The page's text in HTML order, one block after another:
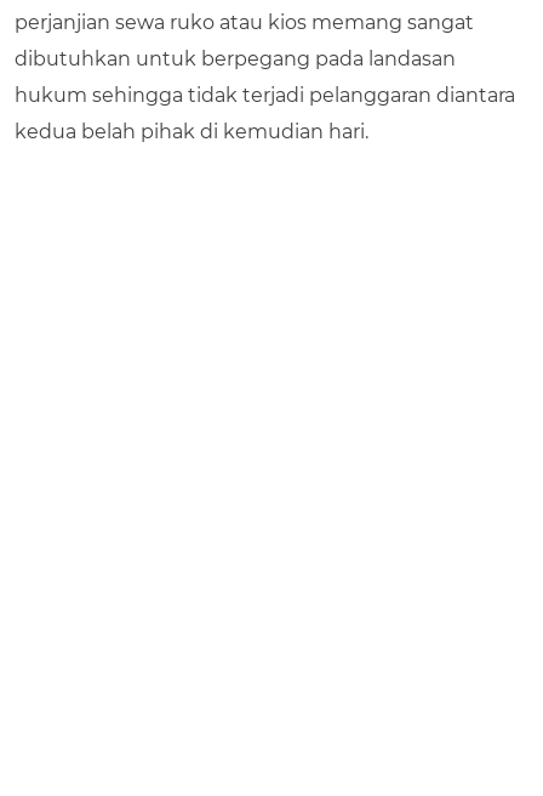
perjanjian sewa ruko atau kios memang sangat
dibutuhkan untuk berpegang pada landasan
hukum sehingga tidak terjadi pelanggaran diantara
kedua belah pihak di kemudian hari.